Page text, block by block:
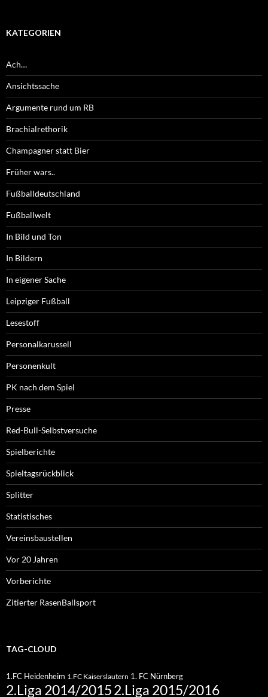
KATEGORIEN
Ach…
Ansichtssache
Argumente rund um RB
Brachialrethorik
Champagner statt Bier
Früher wars..
Fußballdeutschland
Fußballwelt
In Bild und Ton
In Bildern
In eigener Sache
Leipziger Fußball
Lesestoff
Personalkarussell
Personenkult
PK nach dem Spiel
Presse
Red-Bull-Selbstversuche
Spielberichte
Spieltagsrückblick
Splitter
Statistisches
Vereinsbaustellen
Vor 20 Jahren
Vorberichte
Zitierter RasenBallsport
TAG-CLOUD
1.FC Heidenheim 1.FC Kaiserslautern 1. FC Nürnberg
2.Liga 2014/20152.Liga 2015/2016